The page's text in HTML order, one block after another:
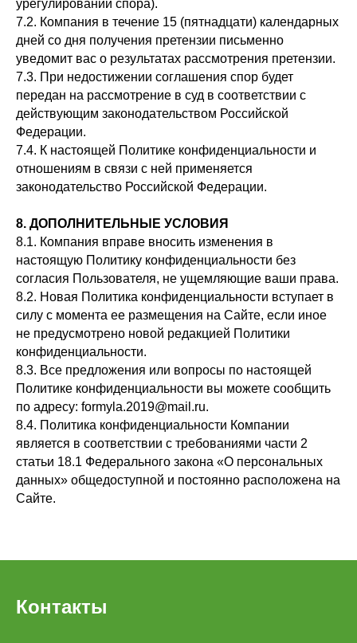
урегулировании спора).
7.2. Компания в течение 15 (пятнадцати) календарных
дней со дня получения претензии письменно
уведомит вас о результатах рассмотрения претензии.
7.3. При недостижении соглашения спор будет
передан на рассмотрение в суд в соответствии с
действующим законодательством Российской
Федерации.
7.4. К настоящей Политике конфиденциальности и
отношениям в связи с ней применяется
законодательство Российской Федерации.
8. ДОПОЛНИТЕЛЬНЫЕ УСЛОВИЯ
8.1. Компания вправе вносить изменения в
настоящую Политику конфиденциальности без
согласия Пользователя, не ущемляющие ваши права.
8.2. Новая Политика конфиденциальности вступает в
силу с момента ее размещения на Сайте, если иное
не предусмотрено новой редакцией Политики
конфиденциальности.
8.3. Все предложения или вопросы по настоящей
Политике конфиденциальности вы можете сообщить
по адресу: formyla.2019@mail.ru.
8.4. Политика конфиденциальности Компании
является в соответствии с требованиями части 2
статьи 18.1 Федерального закона «О персональных
данных» общедоступной и постоянно расположена на
Сайте.
Контакты